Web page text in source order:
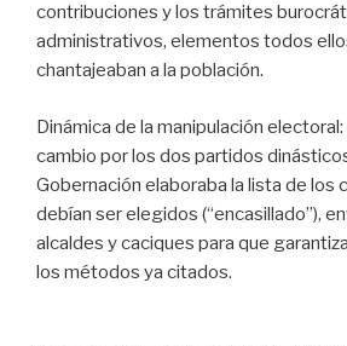
contribuciones y los trámites
administrativos, elementos todos
chantajeaban a la población.
Dinámica de la manipulación
cambio por los dos partidos
Gobernación elaboraba la lista de los
debían ser elegidos (“encasillado”),
alcaldes y caciques para que
los métodos ya citados.